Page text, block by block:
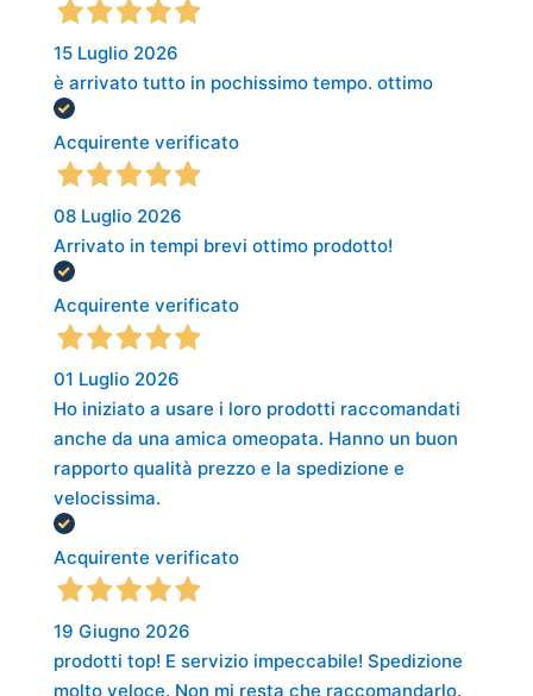
15 Luglio 2026
è arrivato tutto in pochissimo tempo. ottimo
Acquirente verificato
08 Luglio 2026
Arrivato in tempi brevi ottimo prodotto!
Acquirente verificato
01 Luglio 2026
Ho iniziato a usare i loro prodotti raccomandati
anche da una amica omeopata. Hanno un buon
rapporto qualità prezzo e la spedizione e
velocissima.
Acquirente verificato
19 Giugno 2026
prodotti top! E servizio impeccabile! Spedizione
molto veloce. Non mi resta che raccomandarlo.